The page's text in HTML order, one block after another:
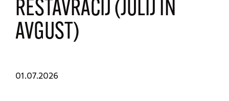
RESTAVRACIJ (JULIJ IN
AVGUST)
01.07.2026